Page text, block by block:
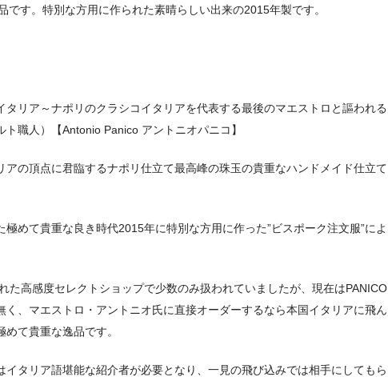
です。特別な方用に作られた素晴らしい出来の2015年製です。
タリア～ナポリのクラシコイタリアを代表する最後のマエストロと謳われる
職人）【Antonio Panico アントニオパニコ】
アの頂点に君臨するナポリ仕立て最高峰の珠玉の貴重なハンドメイド仕立て
めて貴重な良き時代2015年に特別な方用に作った”ビスポーク注文服”によ
た高感度セレクトショップで少数のみ扱われていましたが、現在はPANICO
、マエストロ・アントニオ氏に直接オーダーするなら本国イタリアに飛ん
て貴重な逸品です。
タリア語堪能な紹介者が必要となり、一見の飛び込みでは相手にしてもら